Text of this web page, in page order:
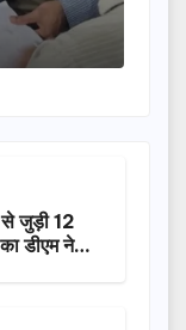
से जुड़ी 12
डीएम ने